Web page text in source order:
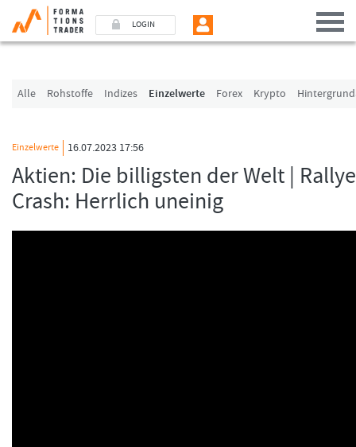
LOGIN
Alle Rohstoffe Indizes Einzelwerte Forex Krypto
Einzelwerte 16.07.2023 17:56
Aktien: Die billigsten der Welt |
Crash: Herrlich uneinig
Benutzer (E-Mail-Adresse in Kleinschrift)
Angemeldet bleiben
LOGIN